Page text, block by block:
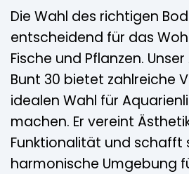
Die Wahl des richtigen
entscheidend für das
Fische und Pflanzen.
Bunt 30 bietet zahlreiche
idealen Wahl für
machen. Er vereint
Funktionalität und schafft
harmonische Umgebung